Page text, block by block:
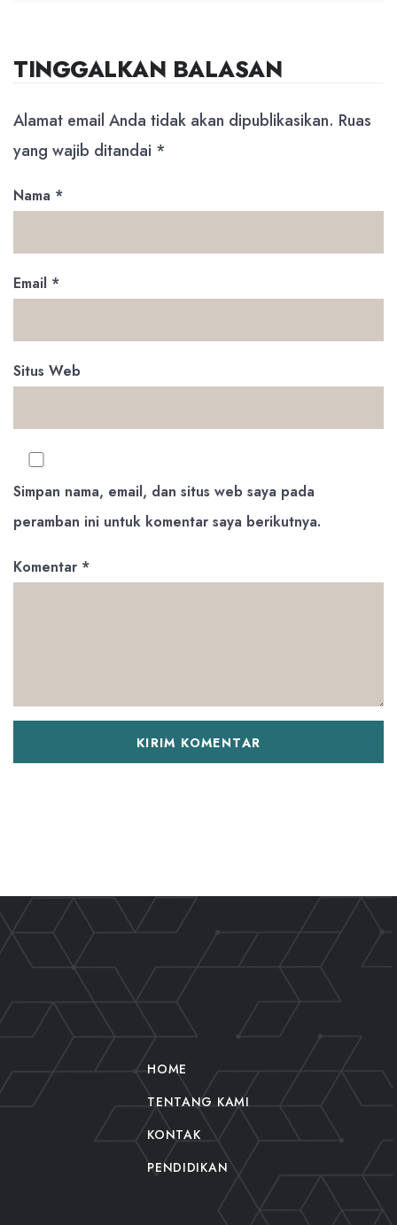
TINGGALKAN BALASAN
Alamat email Anda tidak akan dipublikasikan. Ruas
yang wajib ditandai *
Nama *
Email *
Situs Web
Simpan nama, email, dan situs web saya pada
peramban ini untuk komentar saya berikutnya.
Komentar *
HOME
TENTANG KAMI
KONTAK
PENDIDIKAN